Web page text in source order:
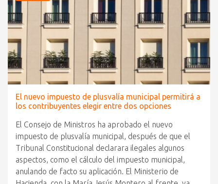
El nuevo impuesto de plusvalía municipal permitirá a
los contribuyentes elegir entre dos opciones
El Consejo de Ministros ha aprobado el nuevo
impuesto de plusvalía municipal, después de que el
Tribunal Constitucional declarara ilegales algunos
aspectos, como el cálculo del impuesto municipal,
anulando de facto su aplicación. El Ministerio de